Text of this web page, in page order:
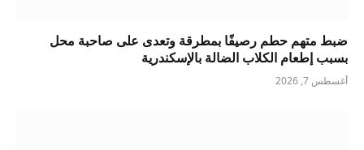
ضبط متهم حطم رصيفًا بمطرقة وتعدى على صاحبة محل
بسبب إطعام الكلاب الضالة بالإسكندرية
أغسطس 7, 2026